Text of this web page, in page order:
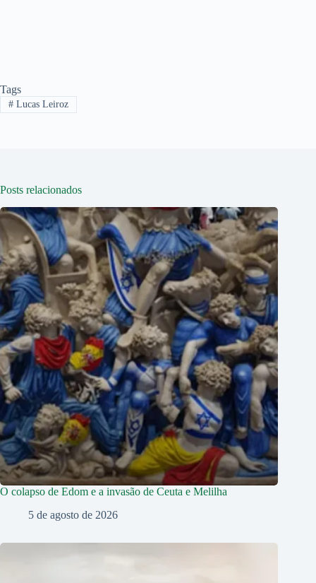
Tags
#Lucas Leiroz
Posts relacionados
O colapso de Edom e a invasão de Ceuta e Melilha
5 de agosto de 2026